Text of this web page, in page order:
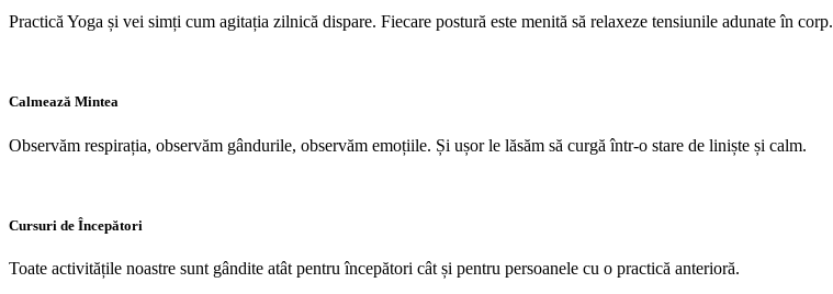
Practică Yoga și vei simți cum agitația zilnică dispare. Fiecare postură este menită să relaxeze tensiunile adunate în corp.
Calmează Mintea
Observăm respirația, observăm gândurile, observăm emoțiile. Și ușor le lăsăm să curgă într-o stare de liniște și calm.
Cursuri de Începători
Toate activitățile noastre sunt gândite atât pentru începători cât și pentru persoanele cu o practică anterioră.